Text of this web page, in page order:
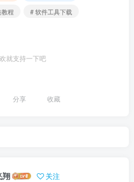
程
# 软件工具下载
就支持一下吧
分享 收藏
翔 关注